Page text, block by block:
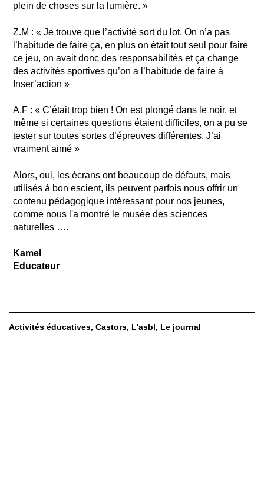
plein de choses sur la lumière. »
Z.M : « Je trouve que l’activité sort du lot. On n’a pas
l’habitude de faire ça, en plus on était tout seul pour faire
ce jeu, on avait donc des responsabilités et ça change
des activités sportives qu’on a l’habitude de faire à
Inser’action »
A.F : « C’était trop bien ! On est plongé dans le noir, et
même si certaines questions étaient difficiles, on a pu se
tester sur toutes sortes d’épreuves différentes. J’ai
vraiment aimé »
Alors, oui, les écrans ont beaucoup de défauts, mais
utilisés à bon escient, ils peuvent parfois nous offrir un
contenu pédagogique intéressant pour nos jeunes,
comme nous l'a montré le musée des sciences
naturelles ….
Kamel
Educateur
Activités éducatives Castors L'asbl Le journal